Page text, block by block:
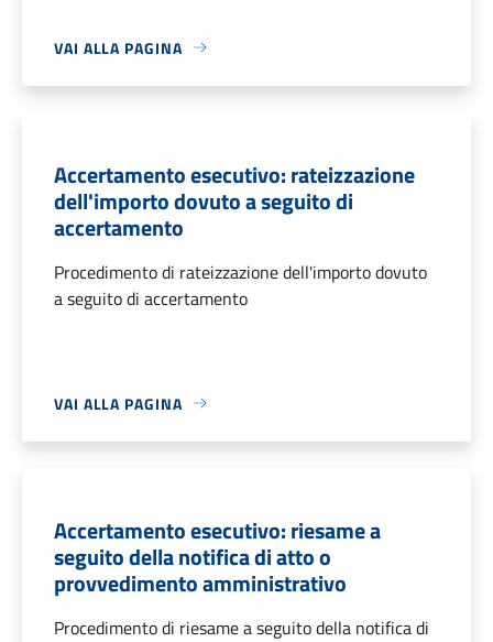
VAI ALLA PAGINA
Accertamento esecutivo: rateizzazione
dell'importo dovuto a seguito di
accertamento
Procedimento di rateizzazione dell'importo dovuto
a seguito di accertamento
VAI ALLA PAGINA
Accertamento esecutivo: riesame a
seguito della notifica di atto o
provvedimento amministrativo
Procedimento di riesame a seguito della notifica di